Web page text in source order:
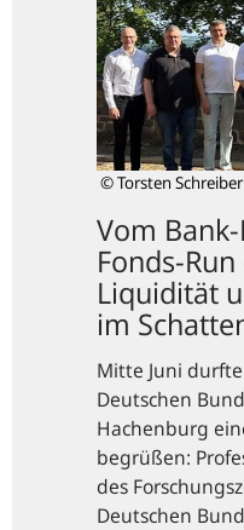
© Torsten Schreiber
Vom
Fonds-
Liquidität
im
Mitte Juni
Deutschen
Hachenburg
begrüßen:
des
Deutschen
Bank-
Run
zum
Fonds-
Run
–
Fragilität,
Liquidität
und
Geldpolitik
im
Schatten
der
Banken